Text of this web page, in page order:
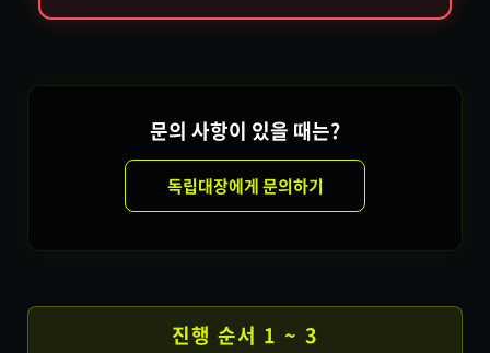
문의 사항이 있을 때는?
독립대장에게 문의하기
진행 순서 1 ~ 3